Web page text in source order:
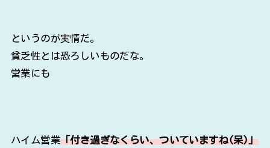
というのが実情だ。
貧乏性とは恐ろしいものだな。
営業にも
ハイム営業「付き過ぎなくらい、ついていますね(呆)」